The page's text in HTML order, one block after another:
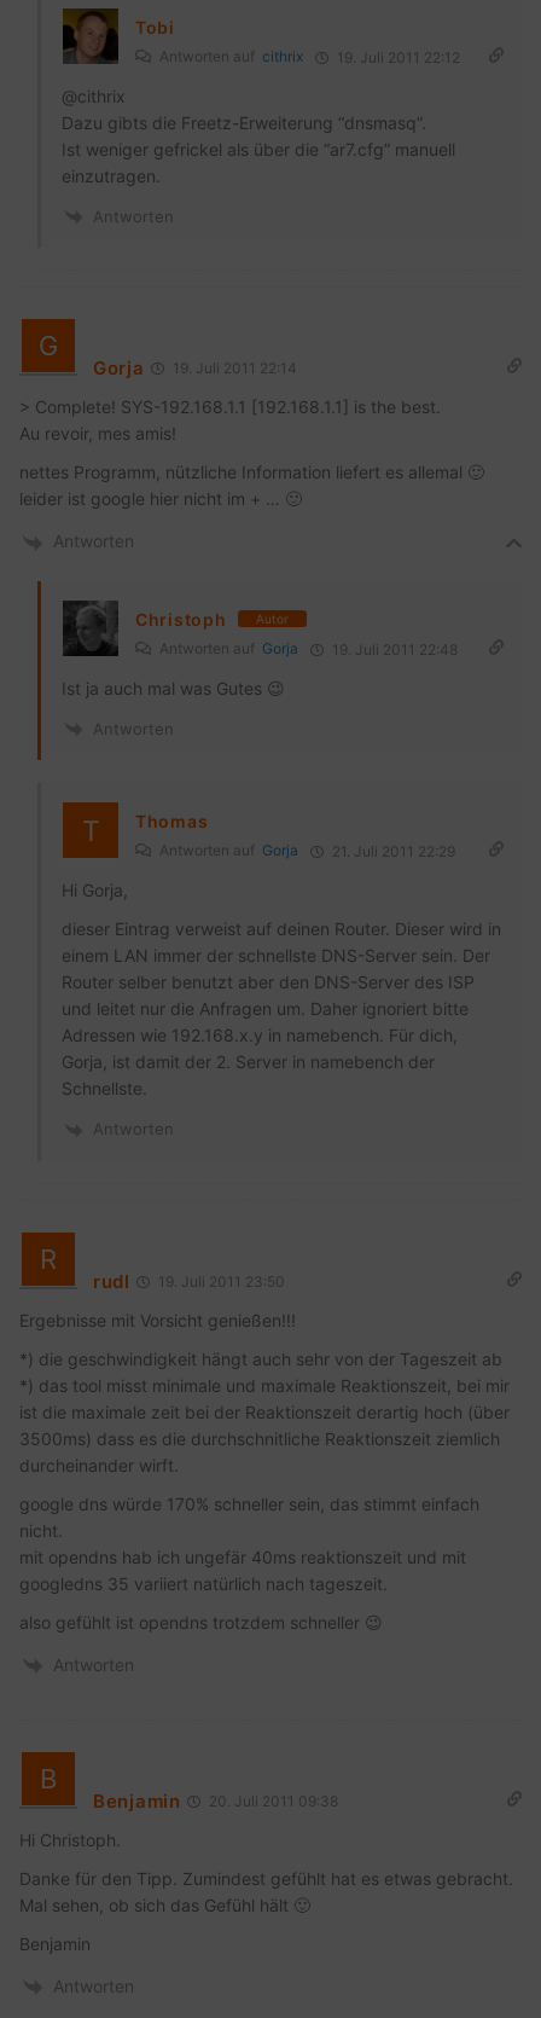
Tobi
Antworten auf cithrix 19. Juli 2011 22:12
@cithrix
Dazu gibts die Freetz-Erweiterung “dnsmasq”.
Ist weniger gefrickel als über die “ar7.cfg” manuell
einzutragen.
Antworten
Gorja 19. Juli 2011 22:14
> Complete! SYS-192.168.1.1 [192.168.1.1] is the best.
Au revoir, mes amis!
nettes Programm, nützliche Information liefert es allemal 🙂
leider ist google hier nicht im + … 🙂
Antworten
Christoph Autor
Antworten auf Gorja 19. Juli 2011 22:48
Ist ja auch mal was Gutes 😉
Antworten
Thomas
Antworten auf Gorja 21. Juli 2011 22:29
Hi Gorja,
dieser Eintrag verweist auf deinen Router. Dieser wird in
einem LAN immer der schnellste DNS-Server sein. Der
Router selber benutzt aber den DNS-Server des ISP
und leitet nur die Anfragen um. Daher ignoriert bitte
Adressen wie 192.168.x.y in namebench. Für dich,
Gorja, ist damit der 2. Server in namebench der
Schnellste.
Antworten
rudl 19. Juli 2011 23:50
Ergebnisse mit Vorsicht genießen!!!
*) die geschwindigkeit hängt auch sehr von der Tageszeit ab
*) das tool misst minimale und maximale Reaktionszeit, bei mir
ist die maximale zeit bei der Reaktionszeit derartig hoch (über
3500ms) dass es die durchschnitliche Reaktionszeit ziemlich
durcheinander wirft.
google dns würde 170% schneller sein, das stimmt einfach
nicht.
mit opendns hab ich ungefär 40ms reaktionszeit und mit
googledns 35 variiert natürlich nach tageszeit.
also gefühlt ist opendns trotzdem schneller 😉
Antworten
Benjamin 20. Juli 2011 09:38
Hi Christoph.
Danke für den Tipp. Zumindest gefühlt hat es etwas gebracht.
Mal sehen, ob sich das Gefühl hält 🙂
Benjamin
Antworten